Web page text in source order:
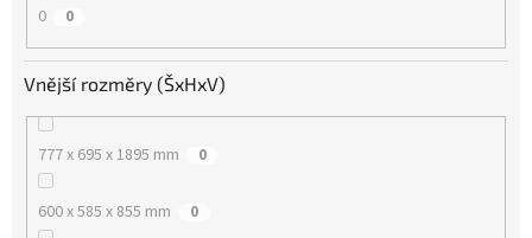
0 0
Vnější rozměry (ŠxHxV)
777 x 695 x 1895 mm 0
600 x 585 x 855 mm 0